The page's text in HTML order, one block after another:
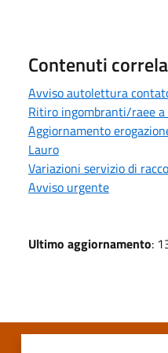
Contenuti
Avviso autolettura
Ritiro ingombranti/raee
Aggiornamento
Lauro
Variazioni servizio di
Avviso urgente
Ultimo aggiornamento: